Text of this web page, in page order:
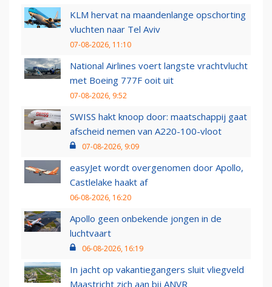
KLM hervat na maandenlange opschorting
vluchten naar Tel Aviv
07-08-2026, 11:10
National Airlines voert langste vrachtvlucht
met Boeing 777F ooit uit
07-08-2026, 9:52
SWISS hakt knoop door: maatschappij gaat
afscheid nemen van A220-100-vloot
07-08-2026, 9:09
easyJet wordt overgenomen door Apollo,
Castlelake haakt af
06-08-2026, 16:20
Apollo geen onbekende jongen in de
luchtvaart
06-08-2026, 16:19
In jacht op vakantiegangers sluit vliegveld
Maastricht zich aan bij ANVR